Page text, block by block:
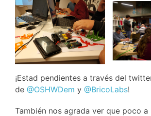
¡Estad pendientes a través del
de @OSHWDem y @BricoLabs!
También nos agrada ver que poco a